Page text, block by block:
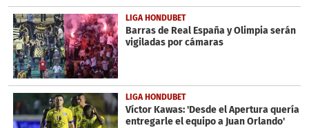
LIGA HONDUBET
Barras de Real España y Olimpia serán
vigiladas por cámaras
LIGA HONDUBET
Víctor Kawas: 'Desde el Apertura quería
entregarle el equipo a Juan Orlando'